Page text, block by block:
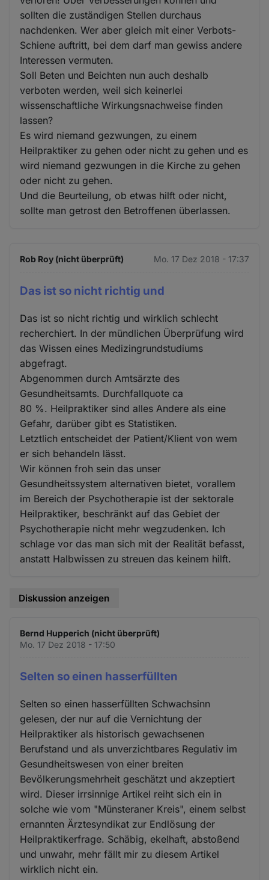
sollten die zuständigen Stellen durchaus
nachdenken. Wer aber gleich mit einer Verbots-
Schiene auftritt, bei dem darf man gewiss andere
Interessen vermuten.
Soll Beten und Beichten nun auch deshalb
verboten werden, weil sich keinerlei
wissenschaftliche Wirkungsnachweise finden
lassen?
Es wird niemand gezwungen, zu einem
Heilpraktiker zu gehen oder nicht zu gehen und es
wird niemand gezwungen in die Kirche zu gehen
oder nicht zu gehen.
Und die Beurteilung, ob etwas hilft oder nicht,
sollte man getrost den Betroffenen überlassen.
Rob Roy (nicht überprüft) Mo. 17 Dez 2018 - 17:37
Das ist so nicht richtig und
Das ist so nicht richtig und wirklich schlecht
recherchiert. In der mündlichen Überprüfung wird
das Wissen eines Medizingrundstudiums
abgefragt.
Abgenommen durch Amtsärzte des
Gesundheitsamts. Durchfallquote ca
80 %. Heilpraktiker sind alles Andere als eine
Gefahr, darüber gibt es Statistiken.
Letztlich entscheidet der Patient/Klient von wem
er sich behandeln lässt.
Wir können froh sein das unser
Gesundheitssystem alternativen bietet, vorallem
im Bereich der Psychotherapie ist der sektorale
Heilpraktiker, beschränkt auf das Gebiet der
Psychotherapie nicht mehr wegzudenken. Ich
schlage vor das man sich mit der Realität befasst,
anstatt Halbwissen zu streuen das keinem hilft.
Diskussion anzeigen
Bernd Hupperich (nicht überprüft)
Mo. 17 Dez 2018 - 17:50
Selten so einen hasserfüllten
Selten so einen hasserfüllten Schwachsinn
gelesen, der nur auf die Vernichtung der
Heilpraktiker als historisch gewachsenen
Berufstand und als unverzichtbares Regulativ im
Gesundheitswesen von einer breiten
Bevölkerungsmehrheit geschätzt und akzeptiert
wird. Dieser irrsinnige Artikel reiht sich ein in
solche wie vom "Münsteraner Kreis", einem selbst
ernannten Ärztesyndikat zur Endlösung der
Heilpraktikerfrage. Schäbig, ekelhaft, abstoßend
und unwahr, mehr fällt mir zu diesem Artikel
wirklich nicht ein.